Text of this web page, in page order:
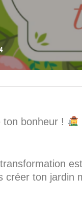
ton bonheur !
créer ton jardin